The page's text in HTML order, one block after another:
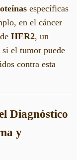
específicas
en el cáncer
HER2, un
si el tumor puede
contra esta
Diagnóstico
y